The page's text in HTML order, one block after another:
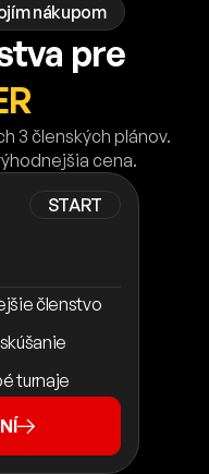
nákupom
pre
3 členských plánov.
cena.
START
členstvo
turnaje